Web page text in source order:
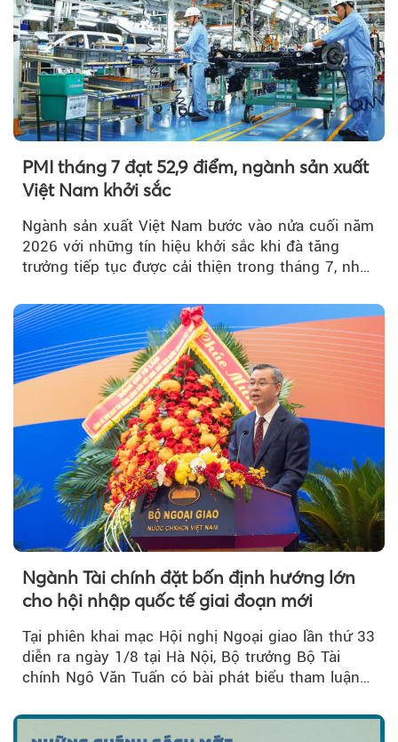
PMI tháng 7 đạt 52,9 điểm, ngành sản xuất
Việt Nam khởi sắc
Ngành sản xuất Việt Nam bước vào nửa cuối năm
2026 với những tín hiệu khởi sắc khi đà tăng
trưởng tiếp tục được cải thiện trong tháng 7, nhờ
nhiệt và niềm tin kinh doanh dần phục hồi.
Ngành Tài chính đặt bốn định hướng lớn
cho hội nhập quốc tế giai đoạn mới
Tại phiên khai mạc Hội nghị Ngoại giao lần thứ 33
diễn ra ngày 1/8 tại Hà Nội, Bộ trưởng Bộ Tài
chính Ngô Văn Tuấn có bài phát biểu tham luận